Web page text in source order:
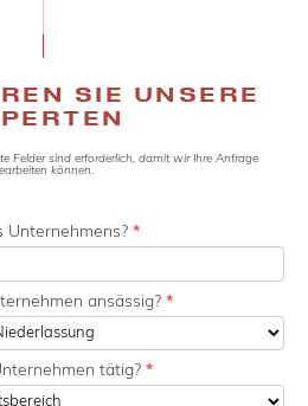
SIE UNSERE
Felder sind erforderlich, damit wir Ihre Anfrage
können.
Unternehmens? *
ansässig? *
tätig? *